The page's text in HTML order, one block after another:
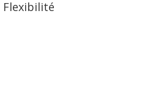
Flexibilité